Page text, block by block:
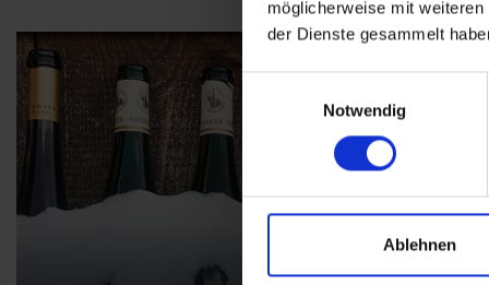
möglicherweise mit
der Dienste gesammelt
Notwendig
Ablehnen